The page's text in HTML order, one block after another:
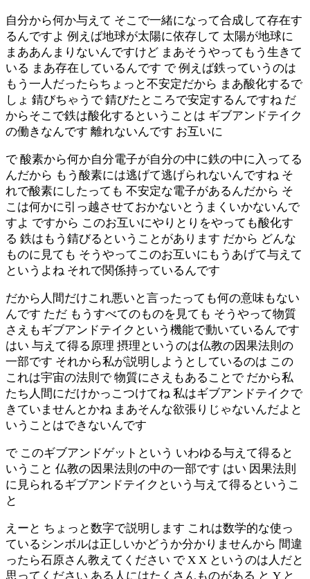
自分から何か与えて そこで一緒になって合成して存在す
るんですよ 例えば地球が太陽に依存して 太陽が地球に
まああんまりないんですけど まあそうやってもう生きて
いる まあ存在しているんです で 例えば鉄っていうのは
もう一人だったらちょっと不安定だから まあ酸化するで
しょ 錆びちゃうで 錆びたところで安定するんですね だ
からそこで鉄は酸化するということは ギブアンドテイク
の働きなんです 離れないんです お互いに
で 酸素から何か自分電子が自分の中に鉄の中に入ってる
んだから もう酸素には逃げて逃げられないんですね そ
れで酸素にしたっても 不安定な電子があるんだから そ
こは何かに引っ越させておかないとうまくいかないんで
すよ ですから このお互いにやりとりをやっても酸化す
る 鉄はもう錆びるということがあります だから どんな
ものに見ても そうやってこのお互いにもうあげて与えて
というよね それで関係持っているんです
だから人間だけこれ悪いと言ったっても何の意味もない
んです ただ もうすべてのものを見ても そうやって物質
さえもギブアンドテイクという機能で動いているんです
はい 与えて得る原理 摂理というのは仏教の因果法則の
一部です それから私が説明しようとしているのは この
これは宇宙の法則で 物質にさえもあることで だから私
たち人間にだけかっこつけてね 私はギブアンドテイクで
きていませんとかね まあそんな欲張りじゃないんだよと
いうことはできないんです
で このギブアンドゲットという いわゆる与えて得ると
いうこと 仏教の因果法則の中の一部です はい 因果法則
に見られるギブアンドテイクという与えて得るというこ
と
えーと ちょっと数字で説明します これは数学的な使っ
ているシンボルは正しいかどうか分かりませんから 間違
ったら石原さん教えてください で X X というのは人だと
思ってください ある人にはたくさんものがある と Y と